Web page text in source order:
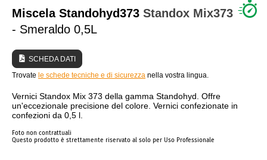
Miscela Standohyd373 Standox Mix373
- Smeraldo 0,5L
SCHEDA DATI
Trovate le schede tecniche e di sicurezza nella vostra lingua.
Vernici Standox Mix 373 della gamma Standohyd. Offre
un'eccezionale precisione del colore. Vernici confezionate in
confezioni da 0,5 l.
Foto non contrattuali
Questo prodotto è strettamente riservato al solo per Uso Professionale